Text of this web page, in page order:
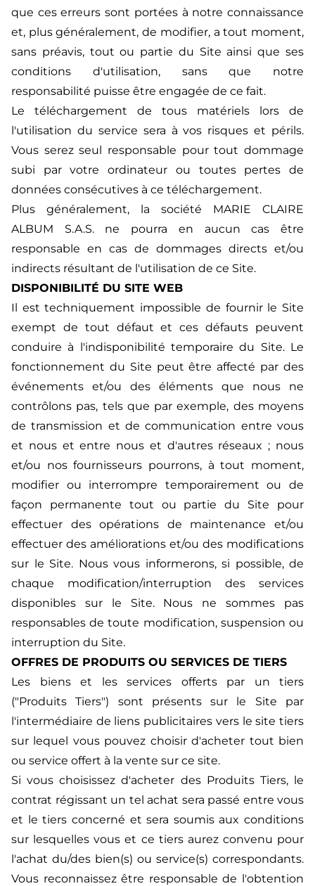
que ces erreurs sont portées à notre connaissance
et, plus généralement, de modifier, a tout moment,
sans préavis, tout ou partie du Site ainsi que ses
conditions d'utilisation, sans que notre
responsabilité puisse être engagée de ce fait.
Le téléchargement de tous matériels lors de
l'utilisation du service sera à vos risques et périls.
Vous serez seul responsable pour tout dommage
subi par votre ordinateur ou toutes pertes de
données consécutives à ce téléchargement.
Plus généralement, la société MARIE CLAIRE
ALBUM S.A.S. ne pourra en aucun cas être
responsable en cas de dommages directs et/ou
indirects résultant de l'utilisation de ce Site.
DISPONIBILITÉ DU SITE WEB
Il est techniquement impossible de fournir le Site
exempt de tout défaut et ces défauts peuvent
conduire à l'indisponibilité temporaire du Site. Le
fonctionnement du Site peut être affecté par des
événements et/ou des éléments que nous ne
contrôlons pas, tels que par exemple, des moyens
de transmission et de communication entre vous
et nous et entre nous et d'autres réseaux ; nous
et/ou nos fournisseurs pourrons, à tout moment,
modifier ou interrompre temporairement ou de
façon permanente tout ou partie du Site pour
effectuer des opérations de maintenance et/ou
effectuer des améliorations et/ou des modifications
sur le Site. Nous vous informerons, si possible, de
chaque modification/interruption des services
disponibles sur le Site. Nous ne sommes pas
responsables de toute modification, suspension ou
interruption du Site.
OFFRES DE PRODUITS OU SERVICES DE TIERS
Les biens et les services offerts par un tiers
("Produits Tiers") sont présents sur le Site par
l'intermédiaire de liens publicitaires vers le site tiers
sur lequel vous pouvez choisir d'acheter tout bien
ou service offert à la vente sur ce site.
Si vous choisissez d'acheter des Produits Tiers, le
contrat régissant un tel achat sera passé entre vous
et le tiers concerné et sera soumis aux conditions
sur lesquelles vous et ce tiers aurez convenu pour
l'achat du/des bien(s) ou service(s) correspondants.
Vous reconnaissez être responsable de l'obtention